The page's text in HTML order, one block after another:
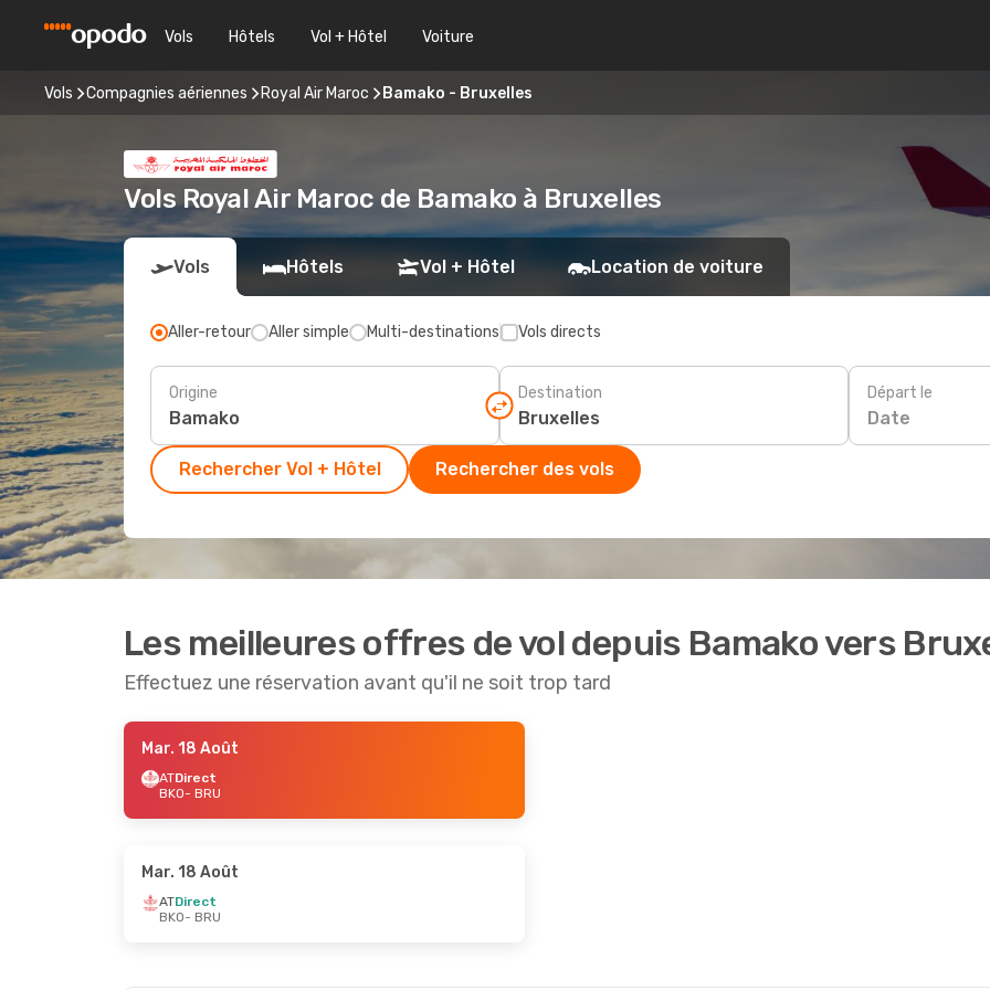
Vols Hôtels Vol + Hôtel Voiture
Vols Compagnies aériennes Royal Air Maroc Bamako - Bruxelles
Vols Royal Air Maroc de Bamako à Bruxelles
Vols Hôtels Vol + Hôtel Location de voiture
Aller-retour Aller simple Multi-destinations Vols directs
Origine Destination Départ le
Date
Rechercher Vol + Hôtel Rechercher des vols
Les meilleures offres de vol depuis Bamako vers
Effectuez une réservation avant qu'il ne soit trop tard
Mar. 18 Août
ATDirect
BKO- BRU
Mar. 18 Août
ATDirect
BKO- BRU